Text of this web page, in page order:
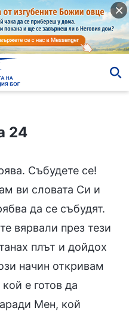
24
Събудете се!
ви словата Си и
да се събудят.
вярвали през тези
плът и дойдох
начин откривам
е готов да
Мен, кой